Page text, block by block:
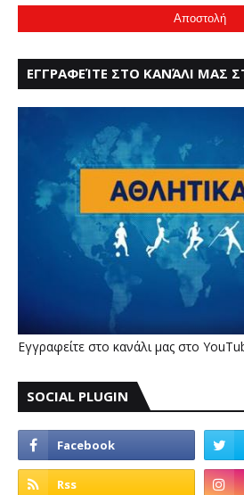
ΕΓΓΡΑΦΕΊΤΕ ΣΤΟ ΚΑΝΆΛΙ ΜΑΣ
Εγγραφείτε στο κανάλι μας στο
SOCIAL PLUGIN